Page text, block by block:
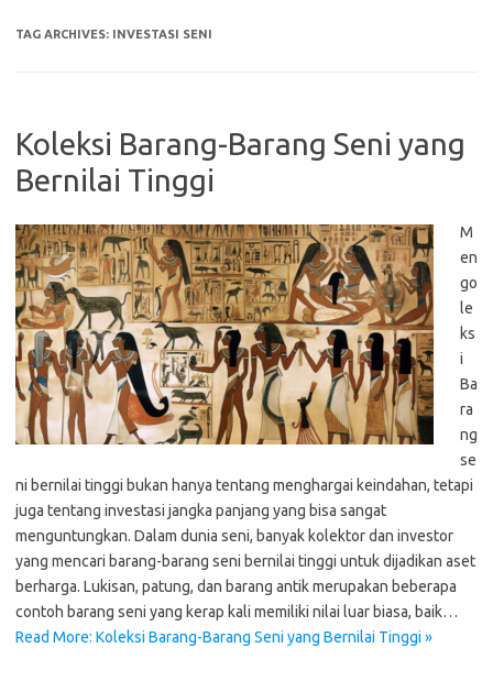
TAG ARCHIVES: INVESTASI SENI
Koleksi Barang-Barang Seni yang
Bernilai Tinggi
M
en
go
le
ks
i
Ba
ra
ng
se
ni bernilai tinggi bukan hanya tentang menghargai keindahan, tetapi
juga tentang investasi jangka panjang yang bisa sangat
menguntungkan. Dalam dunia seni, banyak kolektor dan investor
yang mencari barang-barang seni bernilai tinggi untuk dijadikan aset
berharga. Lukisan, patung, dan barang antik merupakan beberapa
contoh barang seni yang kerap kali memiliki nilai luar biasa, baik…
Read More: Koleksi Barang-Barang Seni yang Bernilai Tinggi »